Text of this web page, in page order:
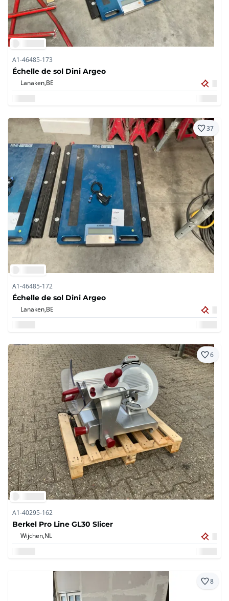
A1-46485-173
Échelle de sol Dini Argeo
Lanaken,BE
37
A1-46485-172
Échelle de sol Dini Argeo
Lanaken,BE
6
A1-40295-162
Berkel Pro Line GL30 Slicer
Wijchen,NL
8